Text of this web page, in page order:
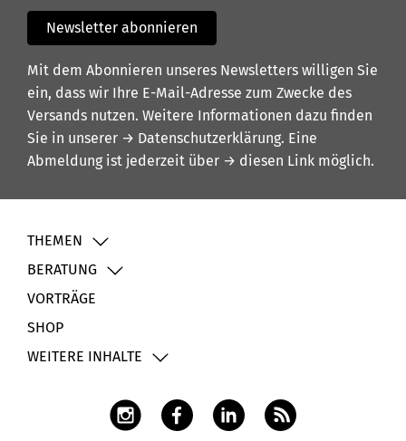
Newsletter abonnieren
Mit dem Abonnieren unseres Newsletters willigen Sie
ein, dass wir Ihre E-Mail-Adresse zum Zwecke des
Versands nutzen. Weitere Informationen dazu finden
Sie in unserer → Datenschutzerklärung. Eine
Abmeldung ist jederzeit über → diesen Link möglich.
THEMEN
BERATUNG
VORTRÄGE
SHOP
WEITERE INHALTE